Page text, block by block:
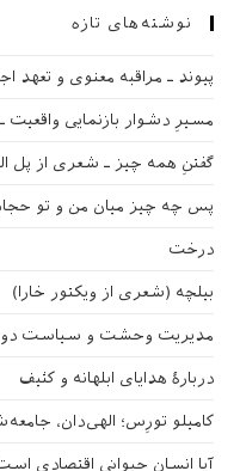
نوشته‌های تازه
پیوند ـ مراقبه‌ معنوی و تعهد
مسیرِ دشوار بازنمایی واقعیت
گفتنِ همه چیز ـ شعری از پل
پس چه چیز میان من و تو
درخت
بیلچه (شعری از ویکتور خارا)
مدیریت وحشت و سیاست
دربارهٔ هدایای ابلهانه و کثیف
کامیلو تورِس؛ الهی‌دان،
آیا انسان حیوانی اقتصادی